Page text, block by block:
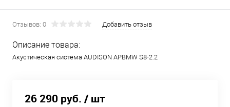
Отзывов: 0 Добавить отзыв
Описание товара:
Акустическая система AUDISON APBMW S8-2.2
26 290 руб. / шт